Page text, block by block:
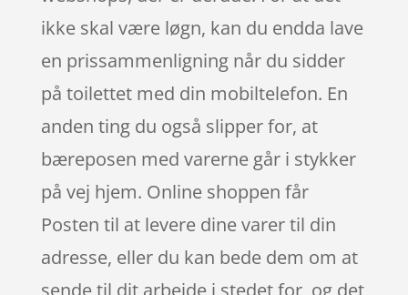
ikke skal være løgn, kan du endda lave
en prissammenligning når du sidder
på toilettet med din mobiltelefon. En
anden ting du også slipper for, at
bæreposen med varerne går i stykker
på vej hjem. Online shoppen får
Posten til at levere dine varer til din
adresse, eller du kan bede dem om at